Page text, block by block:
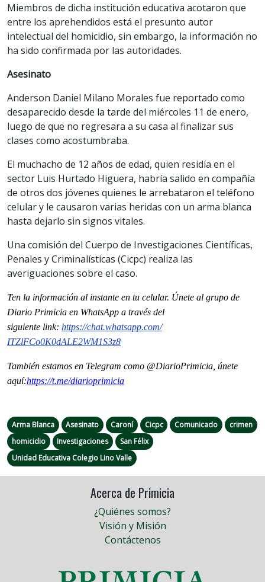
Miembros de dicha institución educativa acotaron que
entre los aprehendidos está el presunto autor
intelectual del homicidio, sin embargo, la información no
ha sido confirmada por las autoridades.
Asesinato
Anderson Daniel Milano Morales fue reportado como
desaparecido desde la tarde del miércoles 11 de enero,
luego de que no regresara a su casa al finalizar sus
clases como acostumbraba.
El muchacho de 12 años de edad, quien residía en el
sector Luis Hurtado Higuera, habría salido en compañía
de otros dos jóvenes quienes le arrebataron el teléfono
celular y le causaron varias heridas con un arma blanca
hasta dejarlo sin signos vitales.
Una comisión del Cuerpo de Investigaciones Científicas,
Penales y Criminalísticas (Cicpc) realiza las
averiguaciones sobre el caso.
Ten la información al instante en tu celular. Únete al grupo de
Diario Primicia en WhatsApp a través del
siguiente link: https://chat.whatsapp.com/
ITZlFCo0K0dALE2WM1S3z8
También estamos en Telegram como @DiarioPrimicia, únete
aquí:https://t.me/diarioprimicia
Arma Blanca Asesinato Caroní Cicpc Comunicado
crimen
homicidio
Investigaciones
San Félix
Unidad Educativa Colegio Lino Valle
Acerca de Primicia
¿Quiénes somos?
Visión y Misión
Contáctenos